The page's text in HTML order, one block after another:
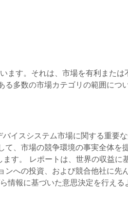
す。それは、市場を有利また
多数の市場カテゴリの範囲につ
イスシステム市場に関する重要
、市場の競争環境の事実全体
す。 レポートは、世界の収益に
への投資、および競合他社に先
報に基づいた意思決定を行え